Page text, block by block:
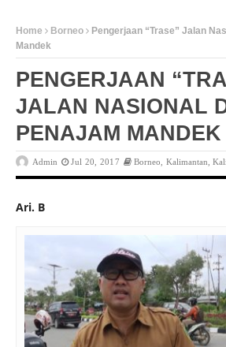
Home Borneo
Pengerjaan “Trase” Jalan
Mandek
PENGERJAAN
JALAN NASIONAL
PENAJAM MANDEK
Admin Jul 20, 2017 Borneo Kalimantan ,
Ari. B